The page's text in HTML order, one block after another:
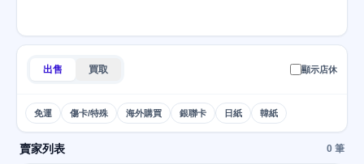
出售 買取 顯示店休
免運 傷卡/特殊 海外購買 銀聯卡 日紙 韓紙
賣家列表 0 筆